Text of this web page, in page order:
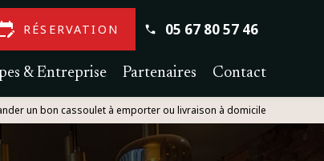
RÉSERVATION 05 67 80 57 46
& Entreprise Partenaires Contact
un bon cassoulet à emporter ou livraison à domicile